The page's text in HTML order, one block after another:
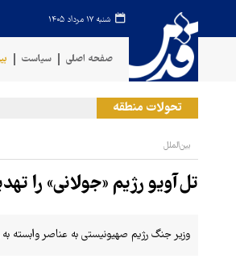
شنبه ۱۷ مرداد ۱۴۰۵
صفحه اصلی سیاست
تحولات منطقه
بین‌الملل
تل‌آویو رژیم «جولانی» را
وزیر جنگ رژیم صهیونیستی به عناصر وابسته